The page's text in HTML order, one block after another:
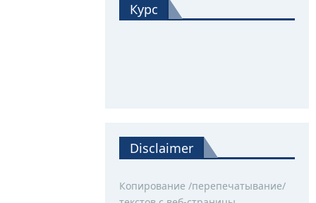
Курс
Disclaimer
Копирование /перепечатывание/